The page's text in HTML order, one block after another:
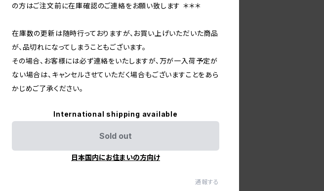
の方はご注文前に在庫確認のご連絡をお願い致します ＊＊＊
在庫数の更新は随時行っておりますが、お買い上げいただいた商品
が、品切れになってしまうこともございます。
その場合、お客様には必ず連絡をいたしますが、万が一入荷予定が
ない場合は、キャンセルさせていただく場合もございますことをあら
かじめご了承ください。
International shipping available
Sold out
日本国内にお住まいの方向け
通報する